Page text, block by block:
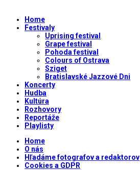
Home
Festivaly
Uprising festival
Grape festival
Pohoda festival
Colours of Ostrava
Sziget
Bratislavské Jazzové Dni
Koncerty
Hudba
Kultúra
Rozhovory
Reportáže
Playlisty
Home
O nás
Hľadáme fotografov a redaktorov
Cookies a GDPR